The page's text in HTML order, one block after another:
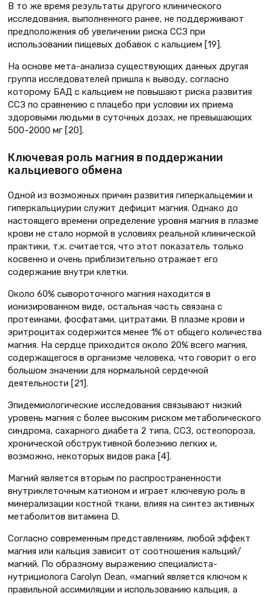
В то же время результаты другого клинического
исследования, выполненного ранее, не поддерживают
предположения об увеличении риска ССЗ при
использовании пищевых добавок с кальцием [19].
На основе мета-анализа существующих данных другая
группа исследователей пришла к выводу, согласно
которому БАД с кальцием не повышают риска развития
ССЗ по сравнению с плацебо при условии их приема
здоровыми людьми в суточных дозах, не превышающих
500–2000 мг [20].
Ключевая роль магния в поддержании
кальциевого обмена
Одной из возможных причин развития гиперкальцемии и
гиперкальциурии служит дефицит магния. Однако до
настоящего времени определение уровня магния в плазме
крови не стало нормой в условиях реальной клинической
практики, т.к. считается, что этот показатель только
косвенно и очень приблизительно отражает его
содержание внутри клетки.
Около 60% сывороточного магния находится в
ионизированном виде, остальная часть связана с
протеинами, фосфатами, цитратами. В плазме крови и
эритроцитах содержится менее 1% от общего количества
магния. На сердце приходится около 20% всего магния,
содержащегося в организме человека, что говорит о его
большом значении для нормальной сердечной
деятельности [21].
Эпидемиологические исследования связывают низкий
уровень магния с более высоким риском метаболического
синдрома, сахарного диабета 2 типа, ССЗ, остеопороза,
хронической обструктивной болезнию легких и,
возможно, некоторых видов рака [4].
Магний является вторым по распространенности
внутриклеточным катионом и играет ключевую роль в
минерализации костной ткани, влияя на синтез активных
метаболитов витамина D.
Согласно современным представлениям, любой эффект
магния или кальция зависит от соотношения кальций/
магний. По образному выражению специалиста-
нутрициолога Carolyn Dean, «магний является ключом к
правильной ассимиляции и использованию кальция, а